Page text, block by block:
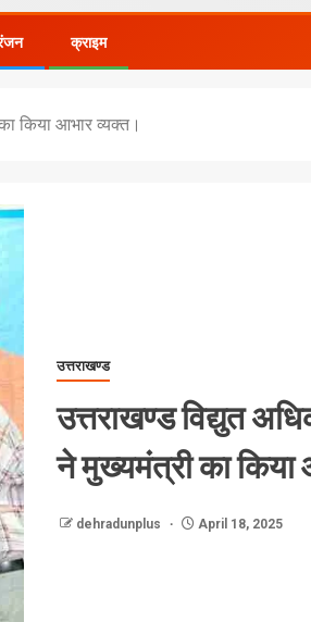
क्राइम
किया आभार व्यक्त।
उत्तराखण्ड
उत्तराखण्ड विद्युत
ने मुख्यमंत्री का किया
dehradunplus April 18, 2025